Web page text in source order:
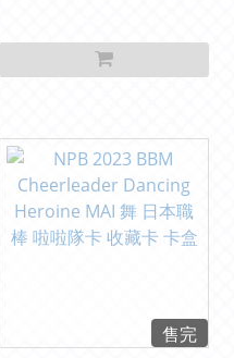
售完